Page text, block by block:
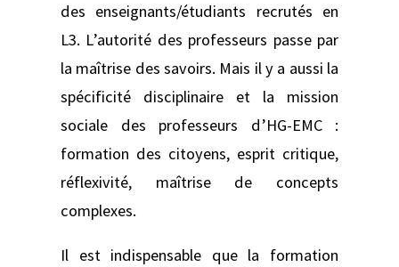
des enseignants/étudiants recrutés en
L3. L’autorité des professeurs passe par
la maîtrise des savoirs. Mais il y a aussi la
spécificité disciplinaire et la mission
sociale des professeurs d’HG-EMC :
formation des citoyens, esprit critique,
réflexivité, maîtrise de concepts
complexes.
Il est indispensable que la formation